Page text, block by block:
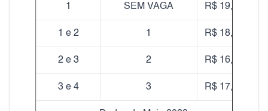
1 SEM VAGA R$ 19,10
1 e 2 1 R$ 18,10
2 e 3 2 R$ 16,60
3 e 4 3 R$ 17,90